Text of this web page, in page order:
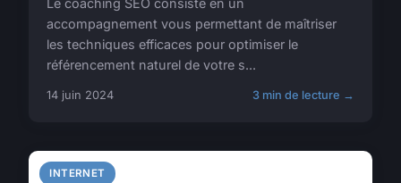
Le coaching SEO consiste en un
accompagnement vous permettant de maîtriser
les techniques efficaces pour optimiser le
référencement naturel de votre s...
14 juin 2024 3 min de lecture →
INTERNET